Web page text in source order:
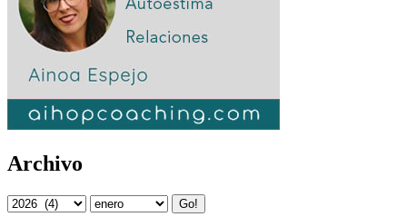
Archivo
Go!